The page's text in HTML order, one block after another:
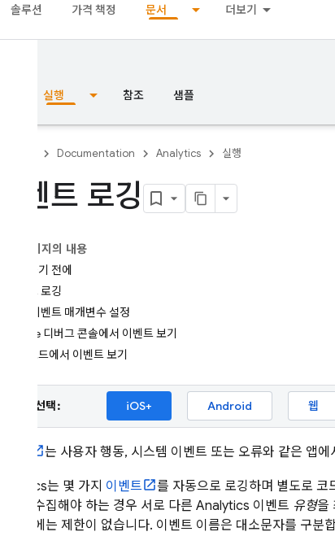
솔루션 가격 책정 문서 더보기
실행 참조 샘플
Documentation Analytics 실행
이벤트 로깅
이 페이지의 내용
시작하기 전에
이벤트 로깅
기본 이벤트 매개변수 설정
Xcode 디버그 콘솔에서 이벤트 보기
대시보드에서 이벤트 보기
플랫폼 선택: iOS+ Android 웹
는 사용자 행동, 시스템 이벤트 또는 오류와 같은 앱
Analytics는 몇 가지 이벤트
를 자동으로 로깅하며 별도로 코
추가로 수집해야 하는 경우 서로 다른 Analytics 이벤트 유형을
총 볼륨에는 제한이 없습니다. 이벤트 이름은 대소문자를 구